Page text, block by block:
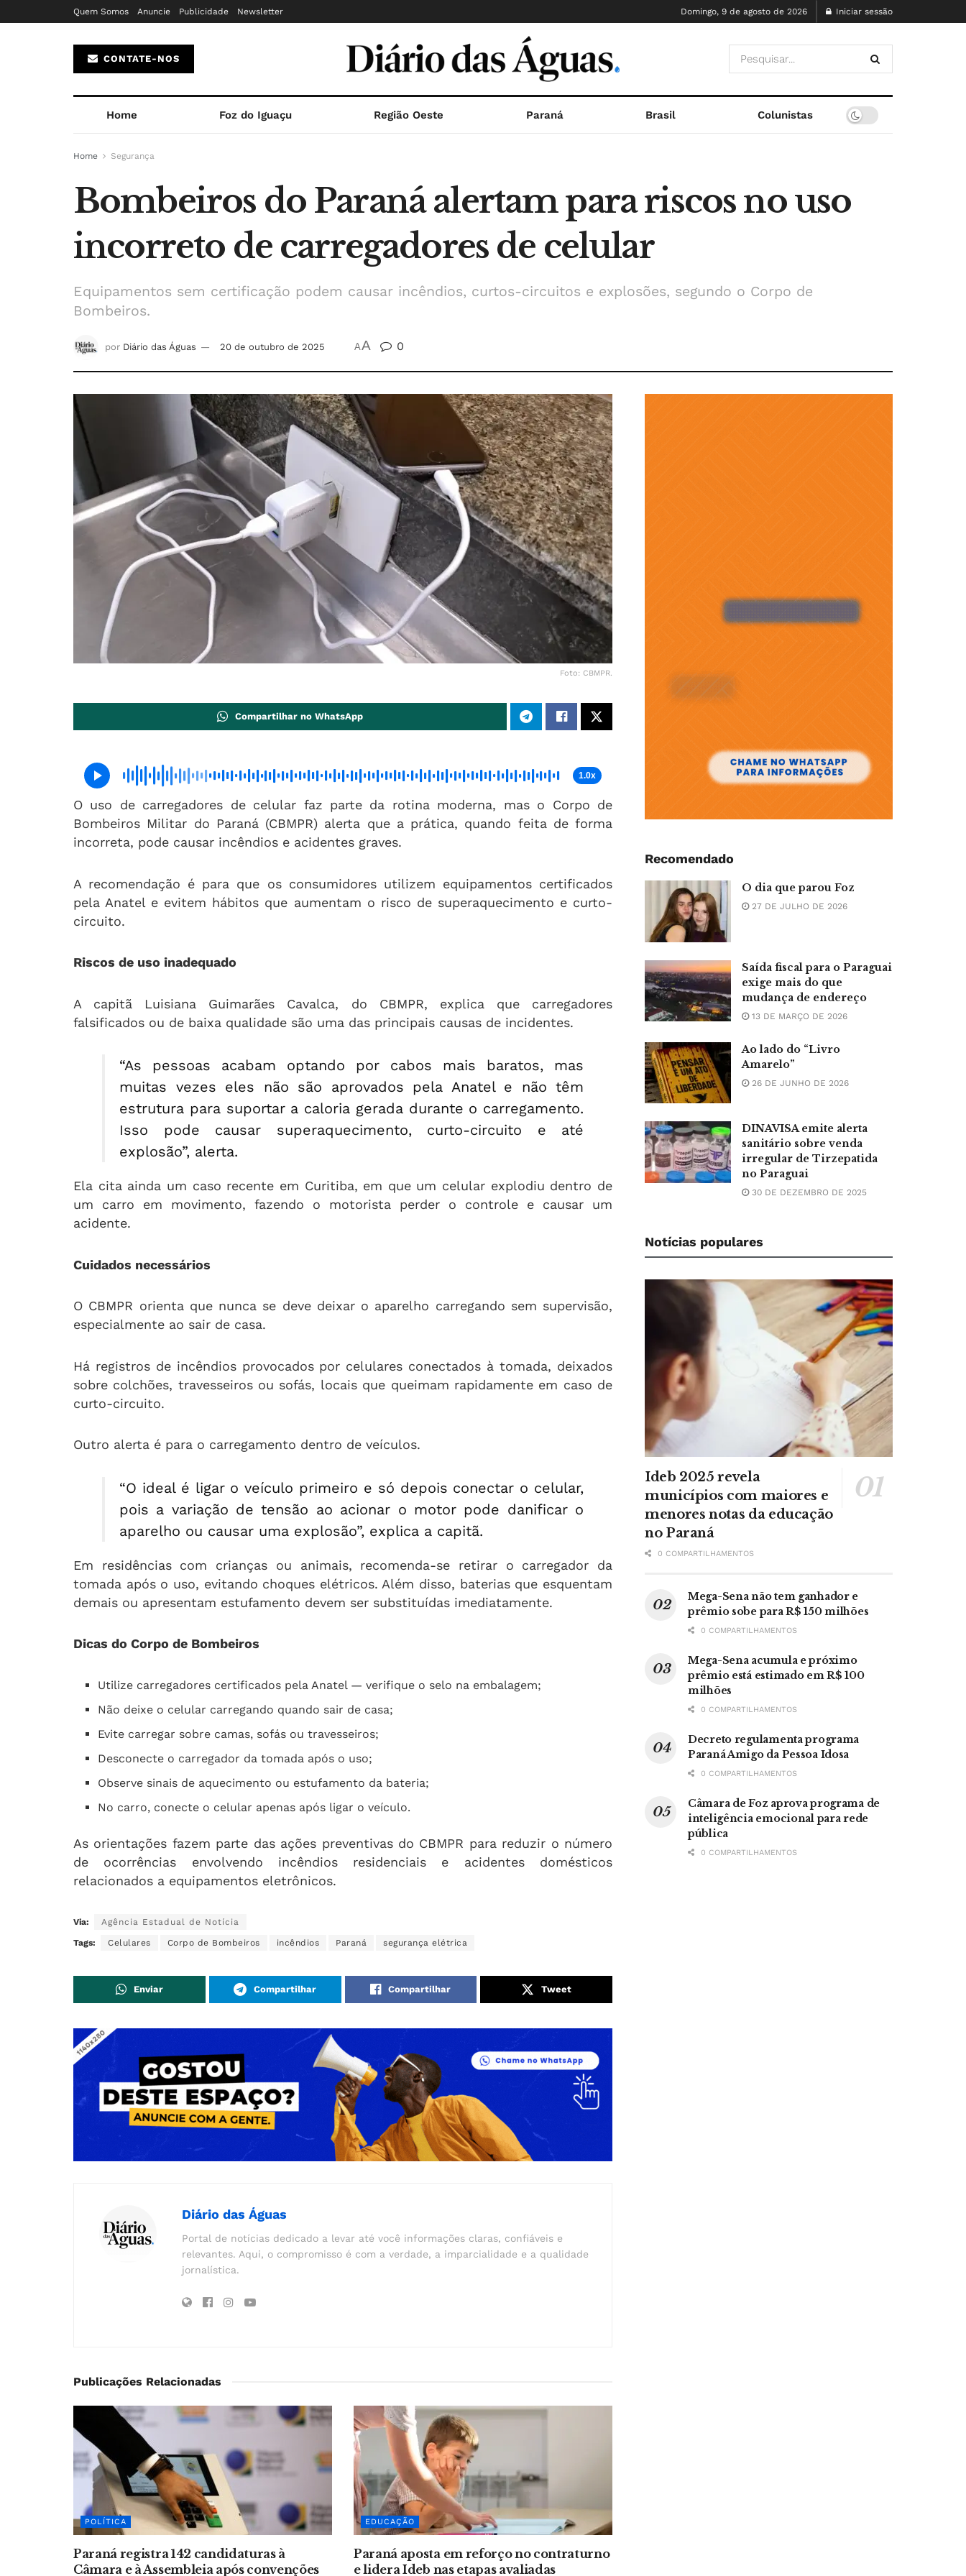
Quem Somos Anuncie Publicidade Newsletter Domingo, 9 de agosto de 2026 Iniciar sessão
CONTATE-NOS
Home Foz do Iguaçu Região Oeste Paraná Brasil Colunistas
Home Segurança
Bombeiros do Paraná alertam para riscos no uso
incorreto de carregadores de celular
Equipamentos sem certificação podem causar incêndios, curtos-circuitos e explosões, segundo o Corpo de
Bombeiros.
por Diário das Águas 20 de outubro de 2025 AA 0
Foto: CBMPR.
Compartilhar no WhatsApp
1.0x
O uso de carregadores de celular faz parte da rotina moderna, mas o Corpo de
Bombeiros Militar do Paraná (CBMPR) alerta que a prática, quando feita de forma
incorreta, pode causar incêndios e acidentes graves.
A recomendação é para que os consumidores utilizem equipamentos certificados
pela Anatel e evitem hábitos que aumentam o risco de superaquecimento e curto-
circuito.
Riscos de uso inadequado
A capitã Luisiana Guimarães Cavalca, do CBMPR, explica que carregadores
falsificados ou de baixa qualidade são uma das principais causas de incidentes.
“As pessoas acabam optando por cabos mais baratos, mas
muitas vezes eles não são aprovados pela Anatel e não têm
estrutura para suportar a caloria gerada durante o carregamento.
Isso pode causar superaquecimento, curto-circuito e até
explosão”, alerta.
Ela cita ainda um caso recente em Curitiba, em que um celular explodiu dentro de
um carro em movimento, fazendo o motorista perder o controle e causar um
acidente.
Cuidados necessários
O CBMPR orienta que nunca se deve deixar o aparelho carregando sem supervisão,
especialmente ao sair de casa.
Há registros de incêndios provocados por celulares conectados à tomada, deixados
sobre colchões, travesseiros ou sofás, locais que queimam rapidamente em caso de
curto-circuito.
Outro alerta é para o carregamento dentro de veículos.
“O ideal é ligar o veículo primeiro e só depois conectar o celular,
pois a variação de tensão ao acionar o motor pode danificar o
aparelho ou causar uma explosão”, explica a capitã.
Em residências com crianças ou animais, recomenda-se retirar o carregador da
tomada após o uso, evitando choques elétricos. Além disso, baterias que esquentam
demais ou apresentam estufamento devem ser substituídas imediatamente.
Dicas do Corpo de Bombeiros
Utilize carregadores certificados pela Anatel — verifique o selo na embalagem;
Não deixe o celular carregando quando sair de casa;
Evite carregar sobre camas, sofás ou travesseiros;
Desconecte o carregador da tomada após o uso;
Observe sinais de aquecimento ou estufamento da bateria;
No carro, conecte o celular apenas após ligar o veículo.
As orientações fazem parte das ações preventivas do CBMPR para reduzir o número
de ocorrências envolvendo incêndios residenciais e acidentes domésticos
relacionados a equipamentos eletrônicos.
Via: Agência Estadual de Notícia
Tags: Celulares Corpo de Bombeiros incêndios Paraná segurança elétrica
Enviar Compartilhar Compartilhar Tweet
Diário das Águas
Portal de notícias dedicado a levar até você informações claras, confiáveis e
relevantes. Aqui, o compromisso é com a verdade, a imparcialidade e a qualidade
jornalística.
Publicações Relacionadas
POLÍTICA
Paraná registra 142 candidaturas à
Câmara e à Assembleia após convenções
EDUCAÇÃO
Paraná aposta em reforço no contraturno
e lidera Ideb nas etapas avaliadas
Recomendado
O dia que parou Foz
27 DE JULHO DE 2026
Saída fiscal para o Paraguai
exige mais do que
mudança de endereço
13 DE MARÇO DE 2026
Ao lado do “Livro
Amarelo”
26 DE JUNHO DE 2026
DINAVISA emite alerta
sanitário sobre venda
irregular de Tirzepatida
no Paraguai
30 DE DEZEMBRO DE 2025
Notícias populares
Ideb 2025 revela
municípios com maiores e
menores notas da educação
no Paraná
0 COMPARTILHAMENTOS
Mega-Sena não tem ganhador e
prêmio sobe para R$ 150 milhões
0 COMPARTILHAMENTOS
Mega-Sena acumula e próximo
prêmio está estimado em R$ 100
milhões
0 COMPARTILHAMENTOS
Decreto regulamenta programa
Paraná Amigo da Pessoa Idosa
0 COMPARTILHAMENTOS
Câmara de Foz aprova programa de
inteligência emocional para rede
pública
0 COMPARTILHAMENTOS